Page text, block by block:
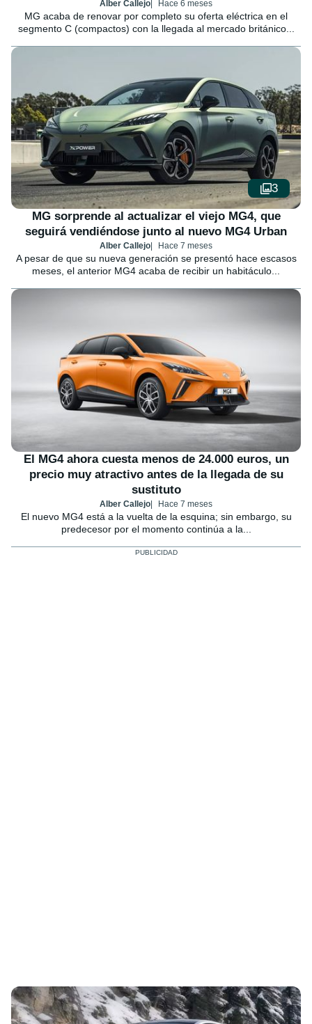
Alber Callejo Hace 6 meses
MG acaba de renovar por completo su oferta eléctrica en el
segmento C (compactos) con la llegada al mercado británico...
3
MG sorprende al actualizar el viejo MG4, que
seguirá vendiéndose junto al nuevo MG4 Urban
Alber Callejo Hace 7 meses
A pesar de que su nueva generación se presentó hace escasos
meses, el anterior MG4 acaba de recibir un habitáculo...
El MG4 ahora cuesta menos de 24.000 euros, un
precio muy atractivo antes de la llegada de su
sustituto
Alber Callejo Hace 7 meses
El nuevo MG4 está a la vuelta de la esquina; sin embargo, su
predecesor por el momento continúa a la...